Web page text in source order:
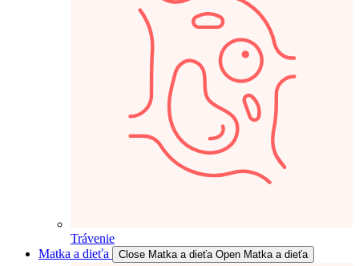
Trávenie
Matka a dieťa
Close Matka a dieťa Open Matka a dieťa